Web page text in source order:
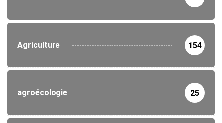
Agriculture 154
agroécologie 25